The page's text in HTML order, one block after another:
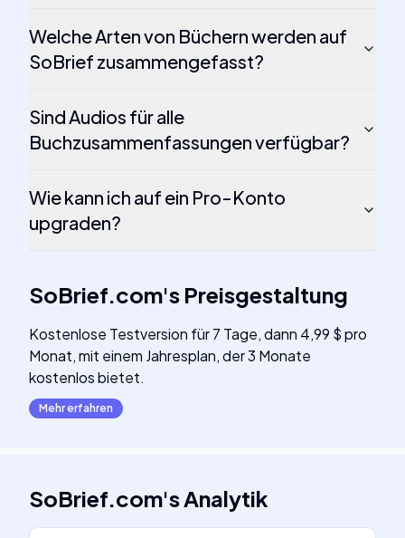
Welche Arten von Büchern werden auf
SoBrief zusammengefasst?
Sind Audios für alle
Buchzusammenfassungen verfügbar?
Wie kann ich auf ein Pro-Konto
upgraden?
SoBrief.com's Preisgestaltung
Kostenlose Testversion für 7 Tage, dann 4,99 $ pro
Monat, mit einem Jahresplan, der 3 Monate
kostenlos bietet.
Mehr erfahren
SoBrief.com'sAnalytik